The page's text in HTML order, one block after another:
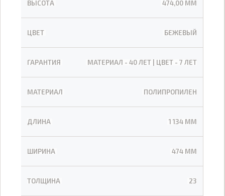
ВЫСОТА 474,00 ММ
ЦВЕТ БЕЖЕВЫЙ
ГАРАНТИЯ МАТЕРИАЛ - 40 ЛЕТ | ЦВЕТ - 7 ЛЕТ
МАТЕРИАЛ ПОЛИПРОПИЛЕН
ДЛИНА 1 134 ММ
ШИРИНА 474 ММ
ТОЛЩИНА 23